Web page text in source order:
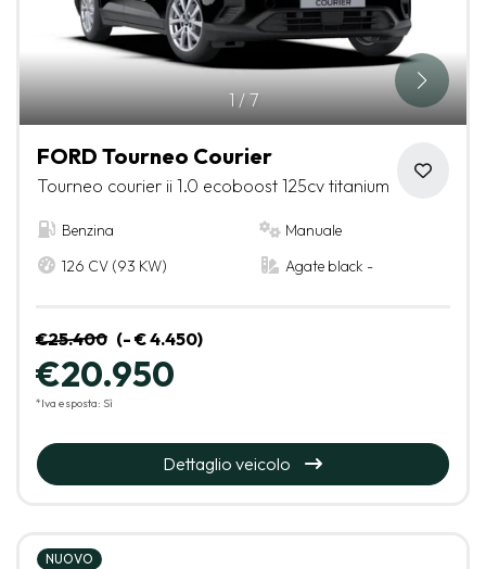
1/7
FORD Tourneo Courier
Tourneo courier ii 1.0 ecoboost 125cv titanium
Benzina
Manuale
126 CV (93 KW)
Agate black -
€25.400 (- € 4.450)
€20.950
*Iva esposta: Sì
Dettaglio veicolo
NUOVO